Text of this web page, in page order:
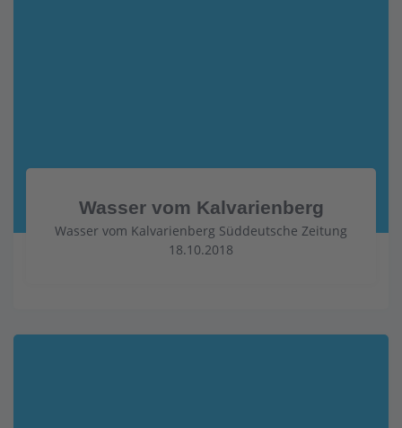
Wasser vom Kalvarienberg
Wasser vom Kalvarienberg Süddeutsche Zeitung
18.10.2018